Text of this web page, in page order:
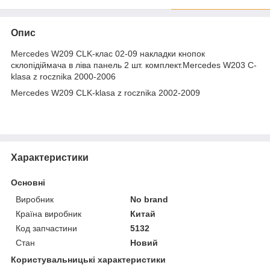
Опис
Mercedes W209 CLK-клас 02-09 накладки кнопок
склопідіймача в ліва панель 2 шт. комплект.Mercedes W203 C-
klasa z rocznika 2000-2006
Mercedes W209 CLK-klasa z rocznika 2002-2009
Характеристики
Основні
Виробник
No brand
Країна виробник
Китай
Код запчастини
5132
Стан
Новий
Користувальницькі характеристики